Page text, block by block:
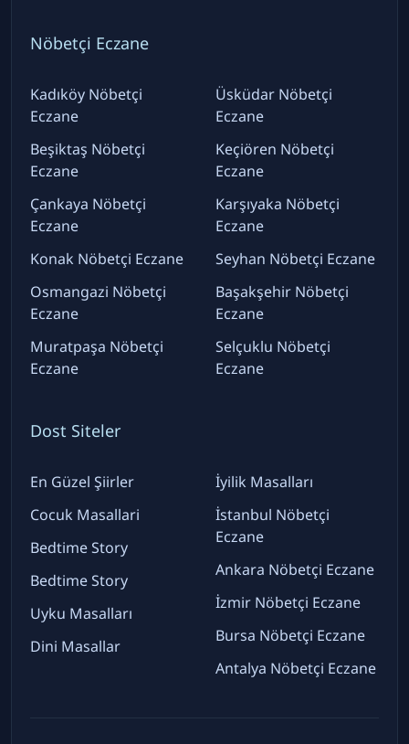
Nöbetçi Eczane
Kadıköy Nöbetçi
Eczane
Beşiktaş Nöbetçi
Eczane
Çankaya Nöbetçi
Eczane
Konak Nöbetçi Eczane
Osmangazi Nöbetçi
Eczane
Muratpaşa Nöbetçi
Eczane
Üsküdar Nöbetçi
Eczane
Keçiören Nöbetçi
Eczane
Karşıyaka Nöbetçi
Eczane
Seyhan Nöbetçi Eczane
Başakşehir Nöbetçi
Eczane
Selçuklu Nöbetçi
Eczane
Dost Siteler
En Güzel Şiirler
Cocuk Masallari
Bedtime Story
Bedtime Story
Uyku Masalları
Dini Masallar
İyilik Masalları
İstanbul Nöbetçi
Eczane
Ankara Nöbetçi Eczane
İzmir Nöbetçi Eczane
Bursa Nöbetçi Eczane
Antalya Nöbetçi Eczane